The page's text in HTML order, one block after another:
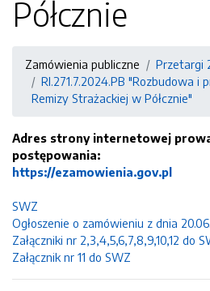
Półcznie
Zamówienia publiczne
Przetargi
RI.271.7.2024.PB "Rozbudowa i
Remizy Strażackiej w Półcznie"
Adres strony internetowej
postępowania:
https://ezamowienia.gov.pl
SWZ
Ogłoszenie o zamówieniu z dnia
Załączniki nr 2,3,4,5,6,7,8,9,10,12 do
Załącznik nr 11 do SWZ